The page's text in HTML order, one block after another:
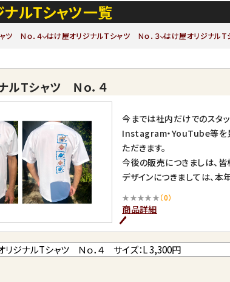
ルTシャツ一覧
ツ Ｎｏ．４ はけ屋オリジナルTシャツ Ｎｏ．３ はけ屋オリジナルT
ルTシャツ Ｎｏ．４
今までは社内だけでのスタ
Instagram・YouTube等を
ただきます。
今後の販売につきましは、
デザインにつきましては、本
Ｎｏ．4・・・Vol.25版カタログ
※ご着用後の返品はお受け致
※着用サイズ：L
★★★★★（0）
商品詳細